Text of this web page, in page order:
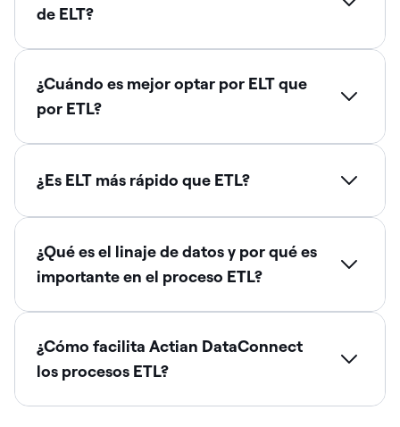
de ELT?
¿Cuándo es mejor optar por ELT que
por ETL?
¿Es ELT más rápido que ETL?
¿Qué es el linaje de datos y por qué es
importante en el proceso ETL?
¿Cómo facilita Actian DataConnect
los procesos ETL?